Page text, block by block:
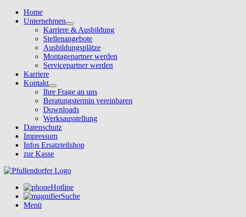
Home
Unternehmen
Karriere & Ausbildung
Stellenangebote
Ausbildungsplätze
Montagepartner werden
Servicepartner werden
Karriere
Kontakt
Ihre Frage an uns
Beratungstermin vereinbaren
Downloads
Werksausstellung
Datenschutz
Impressum
Infos Ersatzteilshop
zur Kasse
Hotline
Suche
Menü